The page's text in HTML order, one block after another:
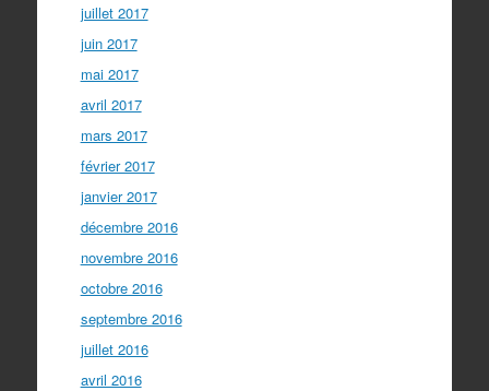
juillet 2017
juin 2017
mai 2017
avril 2017
mars 2017
février 2017
janvier 2017
décembre 2016
novembre 2016
octobre 2016
septembre 2016
juillet 2016
avril 2016